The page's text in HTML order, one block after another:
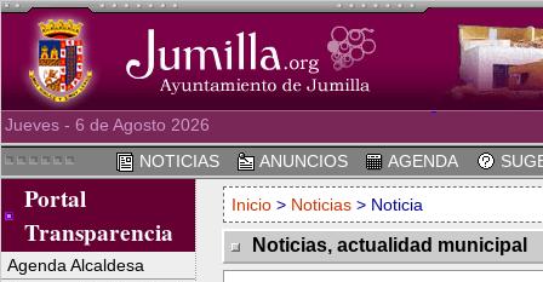
Jueves - 6 de Agosto 2026
NOTICIAS
ANUNCIOS AGENDA
Portal
Transparencia
Agenda Alcaldesa
Inicio> Noticias > Noticia
Noticias, actualidad municipal